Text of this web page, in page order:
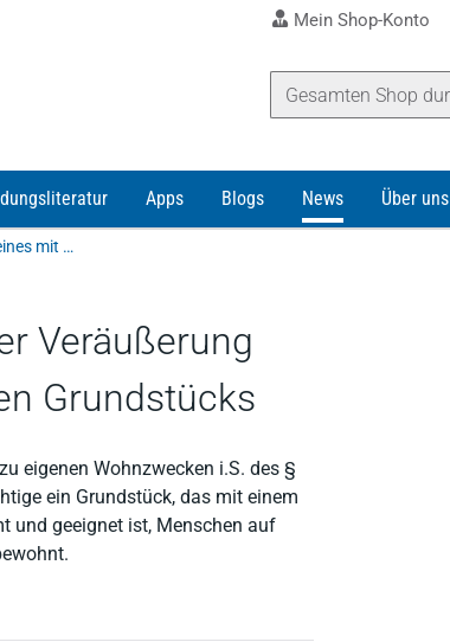
Mein Shop-Konto
Apps Blogs News Über uns
Steuerfreistellung des Gewinns aus der Veräußerung eines mit einem "Gartenhaus" bebauten Grundstücks
Veräußerung
Grundstücks
eigenen Wohnzwecken i.S. des §
ein Grundstück, das mit einem
und geeignet ist, Menschen auf